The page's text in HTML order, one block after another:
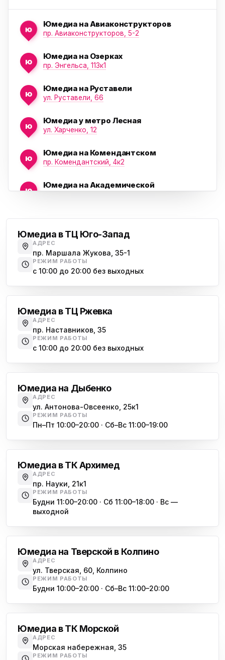
ю
Юмедиа на Авиаконструкторов
пр. Авиаконструкторов, 5-2
ю
Юмедиа на Озерках
пр. Энгельса, 113к1
ю
Юмедиа на Руставели
ул. Руставели, 66
ю
Юмедиа у метро Лесная
ул. Харченко, 12
ю
Юмедиа на Комендантском
пр. Комендантский, 4к2
ю
Юмедиа на Академической
Юмедиа на Наставников
пр. Наставников 35
ю
Юмедиа в ТК Юго-Запад
пр. Маршала Жукова, 35-1
Юмедиа на Космонавтов
ю ул. Белы Куна, 24к1
ю
Юмедиа в Купчино
ул. Будапештская, 87-3
Юмедиа Сервис в Колпино
ю
Юмедиа во Всеволожске
пр. Христиновский 28, Всеволожск
Юмедиа в ТЦ Юго-Запад
АДРЕС
пр. Маршала Жукова, 35-1
РЕЖИМ РАБОТЫ
с 10:00 до 20:00 без выходных
Юмедиа в ТЦ Ржевка
АДРЕС
пр. Наставников, 35
РЕЖИМ РАБОТЫ
с 10:00 до 20:00 без выходных
Юмедиа на Дыбенко
АДРЕС
ул. Антонова-Овсеенко, 25к1
РЕЖИМ РАБОТЫ
Пн–Пт 10:00–20:00 · Сб–Вс 11:00–19:00
Юмедиа в ТК Архимед
АДРЕС
пр. Науки, 21к1
РЕЖИМ РАБОТЫ
Будни 11:00–20:00 · Сб 11:00–18:00 · Вс —
выходной
Юмедиа на Тверской в Колпино
АДРЕС
ул. Тверская, 60, Колпино
РЕЖИМ РАБОТЫ
Будни 10:00–20:00 · Сб–Вс 11:00–20:00
Юмедиа в ТК Морской
АДРЕС
Морская набережная, 35
РЕЖИМ РАБОТЫ